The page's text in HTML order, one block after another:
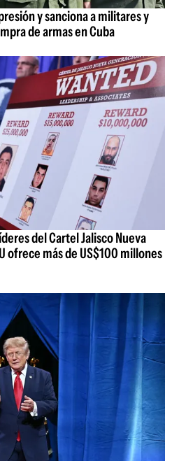
y sanciona a militares y
de armas en Cuba
del Cartel Jalisco Nueva
ofrece más de US$100 millones